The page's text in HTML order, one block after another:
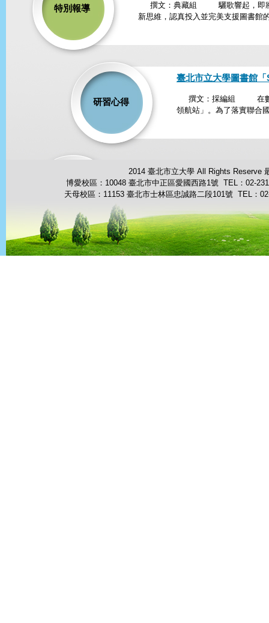
特別報導
撰文：典藏組 驪歌響起，即將送
新思維，認真投入並完美支援圖書館
研習心得
臺北市立大學圖書館
撰文：採編組 在數位
領航站」。為了落實聯合
2014 臺北市立大學 All Rights Reserve
博愛校區：10048 臺北市中正區愛國西路1號 TEL：02-
天母校區：11153 臺北市士林區忠誠路二段101號 TEL